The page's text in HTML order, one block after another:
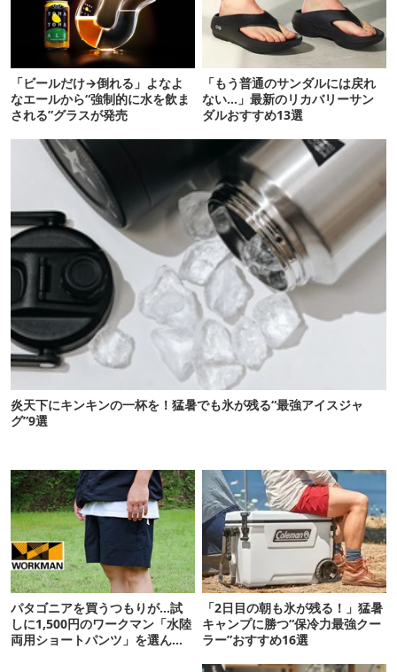
「ビールだけ→倒れる」よなよ
なエールから“強制的に水を飲ま
される”グラスが発売
「もう普通のサンダルには戻れ
ない…」最新のリカバリーサン
ダルおすすめ13選
炎天下にキンキンの一杯を！猛暑でも氷が残る“最強アイスジャ
グ”9選
パタゴニアを買うつもりが…試
しに1,500円のワークマン「水陸
両用ショートパンツ」を選んだ
「2日目の朝も氷が残る！」猛暑
キャンプに勝つ“保冷力最強クー
ラー”おすすめ16選